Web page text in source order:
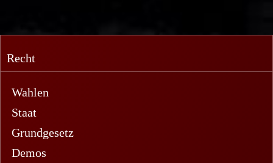
Recht
Wahlen
Staat
Grundgesetz
Demos